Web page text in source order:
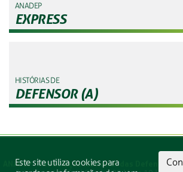
Este site utiliza cookies para
ANADEP
EXPRESS
HISTÓRIAS DE
DEFENSOR (A)
ANADEP - Associação Nacional das Defensoras